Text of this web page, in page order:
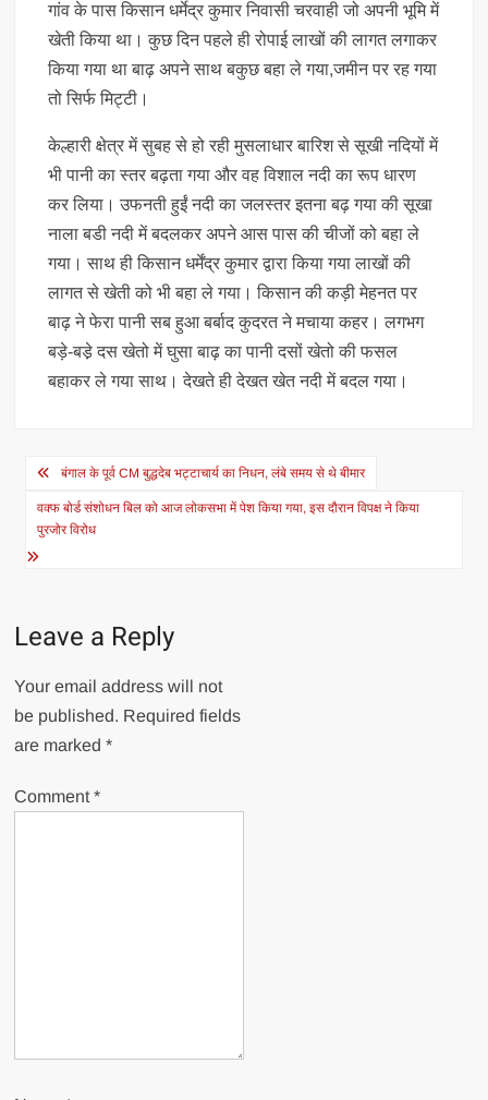
गांव के पास किसान धर्मेद्र कुमार निवासी चरवाही जो अपनी भूमि में
खेती किया था। कुछ दिन पहले ही रोपाई लाखों की लागत लगाकर
किया गया था बाढ़ अपने साथ बकुछ बहा ले गया,जमीन पर रह गया
तो सिर्फ मिट्टी।
केल्हारी क्षेत्र में सुबह से हो रही मुसलाधार बारिश से सूखी नदियों में
भी पानी का स्तर बढ़ता गया और वह विशाल नदी का रूप धारण
कर लिया। उफनती हुईं नदी का जलस्तर इतना बढ़ गया की सूखा
नाला बडी नदी में बदलकर अपने आस पास की चीजों को बहा ले
गया। साथ ही किसान धर्मेंद्र कुमार द्वारा किया गया लाखों की
लागत से खेती को भी बहा ले गया। किसान की कड़ी मेहनत पर
बाढ़ ने फेरा पानी सब हुआ बर्बाद कुदरत ने मचाया कहर। लगभग
बड़े-बडे़ दस खेतो में घुसा बाढ़ का पानी दसों खेतो की फसल
बहाकर ले गया साथ। देखते ही देखत खेत नदी में बदल गया।
Post
navigation
बंगाल के पूर्व CM बुद्धदेब भट्टाचार्य का निधन, लंबे समय से थे बीमार
वक्फ बोर्ड संशोधन बिल को आज लोकसभा में पेश किया गया, इस दौरान विपक्ष ने किया
पुरजोर विरोध
Leave a Reply
Your email address will not
be published. Required fields
are marked*
Comment*